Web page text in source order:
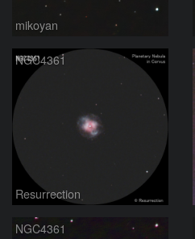
mikoyan
NGC4361
Resurrection
NGC4361